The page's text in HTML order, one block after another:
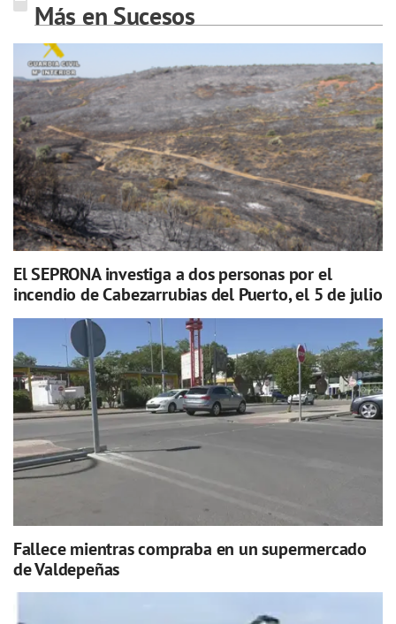
Más en Sucesos
El SEPRONA investiga a dos personas por el
incendio de Cabezarrubias del Puerto, el 5 de julio
Fallece mientras compraba en un supermercado
de Valdepeñas